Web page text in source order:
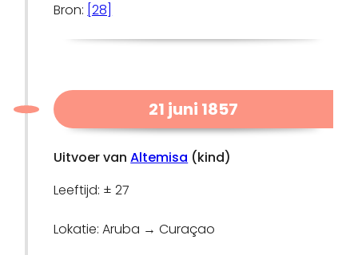
Bron: [28]
21 juni 1857
Uitvoer vanAltemisa (kind)
Leeftijd: ± 27
Lokatie: Aruba → Curaçao